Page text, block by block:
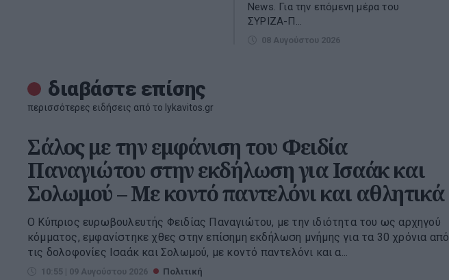
Νews. Για την επόμενη μέρα του
ΣΥΡΙΖΑ-Π...
08 Αυγούστου 2026
διαβάστε επίσης
περισσότερες ειδήσεις από το lykavitos.gr
Σάλος με την εμφάνιση του Φειδία
Παναγιώτου στην εκδήλωση για Ισαάκ και
Σολωμού – Με κοντό παντελόνι και αθλητικά
Ο Κύπριος ευρωβουλευτής Φειδίας Παναγιώτου, με την ιδιότητα του ως αρχηγού
κόμματος, εμφανίστηκε χθες στην επίσημη εκδήλωση μνήμης για τα 30 χρόνια από
τις δολοφονίες Ισαάκ και Σολωμού, με κοντό παντελόνι και α...
10:55 | 09 Αυγούστου 2026 Πολιτική